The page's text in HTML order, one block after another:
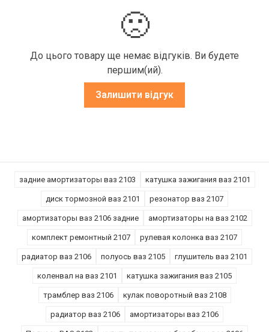
🙁
До цього товару ще немає відгуків. Ви будете
першим(ий).
Залишити відгук
задние амортизаторы ваз 2103 катушка зажигания ваз 2101
диск тормозной ваз 2101 резонатор ваз 2107
амортизаторы ваз 2106 задние амортизаторы на ваз 2102
комплект ремонтный 2107 рулевая колонка ваз 2107
радиатор ваз 2106 полуось ваз 2105 глушитель ваз 2101
коленвал на ваз 2101 катушка зажигания ваз 2105
трамблер ваз 2106 кулак поворотный ваз 2108
радиатор ваз 2106 амортизаторы ваз 2106